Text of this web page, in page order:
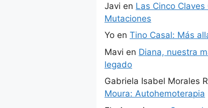
Javi en Las Cinco Claves
Mutaciones
Yo en Tino Casal: Más
Mavi en Diana, nuestra
legado
Gabriela Isabel Morales
Moura: Autohemoterapia